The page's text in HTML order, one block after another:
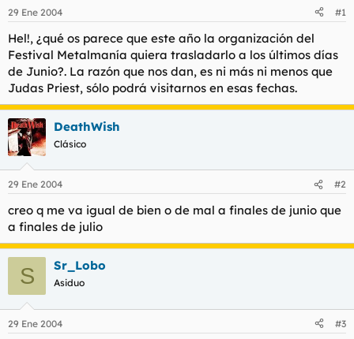
o
d
e
l
t
a
c
i
o
29 Ene 2004 #1
Hel!, ¿qué os parece que este año la organización del
Festival Metalmanía quiera trasladarlo a los últimos días
de Junio?. La razón que nos dan, es ni más ni menos que
Judas Priest, sólo podrá visitarnos en esas fechas.
DeathWish
Clásico
29 Ene 2004 #2
creo q me va igual de bien o de mal a finales de junio que
a finales de julio
S Sr_Lobo
Asiduo
29 Ene 2004 #3